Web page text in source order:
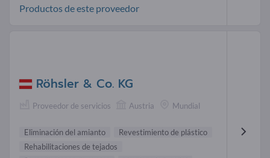
Productos de este proveedor
Röhsler & Co. KG
Proveedor de servicios Austria Mundial
Eliminación del amianto
Revestimiento de plástico
Rehabilitaciones de tejados